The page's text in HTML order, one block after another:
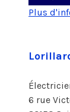
Plus
6 rue